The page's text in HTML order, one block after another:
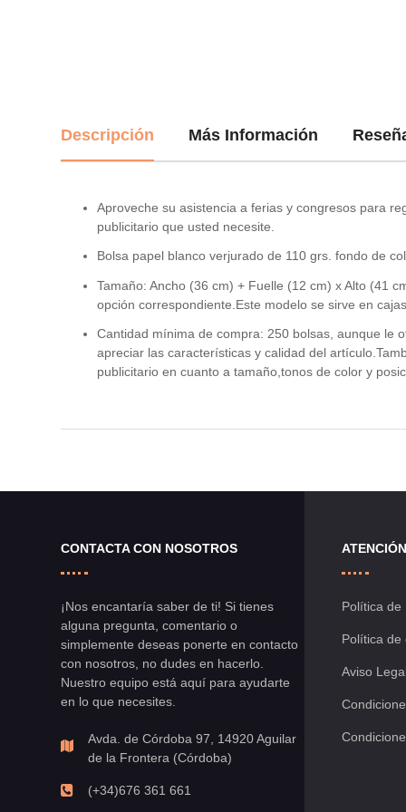
Descripción Más Información
Aproveche su asistencia a ferias y congresos para
publicitario que usted necesite.
Bolsa papel blanco verjurado de 110 grs. fondo de
Tamaño: Ancho (36 cm) + Fuelle (12 cm) x Alto (41
opción correspondiente.Este modelo se sirve en
Cantidad mínima de compra: 250 bolsas, aunque le
apreciar las características y calidad del
publicitario en cuanto a tamaño,tonos de color y
CONTACTA CON NOSOTROS
¡Nos encantaría saber de ti! Si tienes
alguna pregunta, comentario o
simplemente deseas ponerte en contacto
con nosotros, no dudes en hacerlo.
Nuestro equipo está aquí para ayudarte
en lo que necesites.
Avda. de Córdoba 97, 14920 Aguilar
de la Frontera (Córdoba)
(+34)676 361 661
Política de
Política de
Aviso